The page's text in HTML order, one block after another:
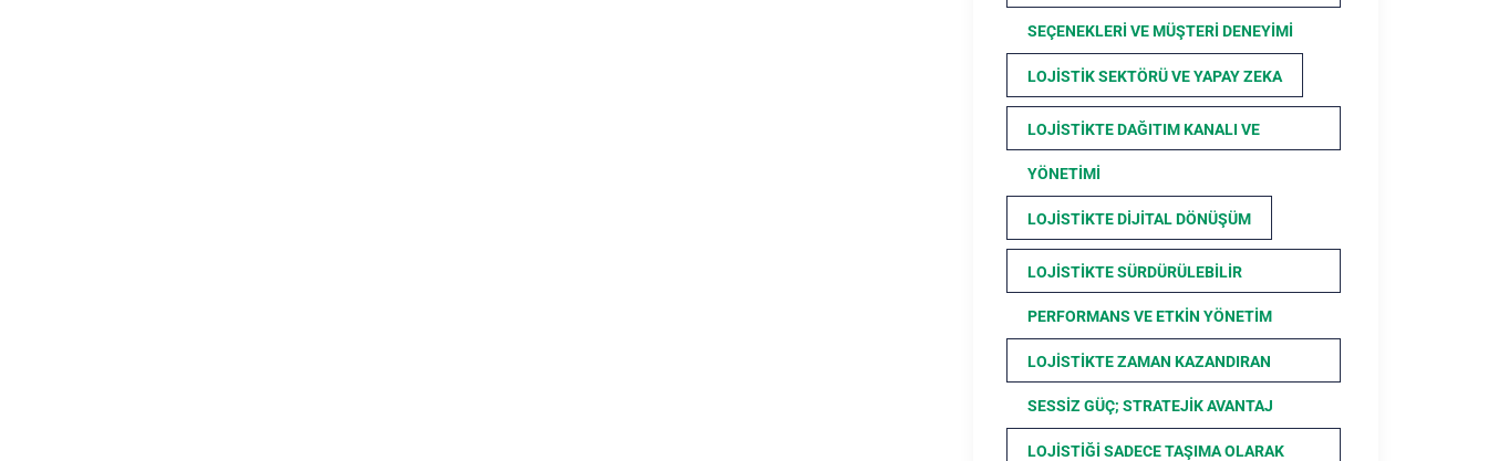
SEÇENEKLERI VE MÜŞTERI DENEYIMI
LOJISTIK SEKTÖRÜ VE YAPAY ZEKA
LOJISTIKTE DAĞITIM KANALI VE
YÖNETIMI
LOJISTIKTE DIJITAL DÖNÜŞÜM
LOJISTIKTE SÜRDÜRÜLEBILIR
PERFORMANS VE ETKIN YÖNETIM
LOJISTIKTE ZAMAN KAZANDIRAN
SESSIZ GÜÇ; STRATEJIK AVANTAJ
LOJISTIĞI SADECE TAŞIMA OLARAK